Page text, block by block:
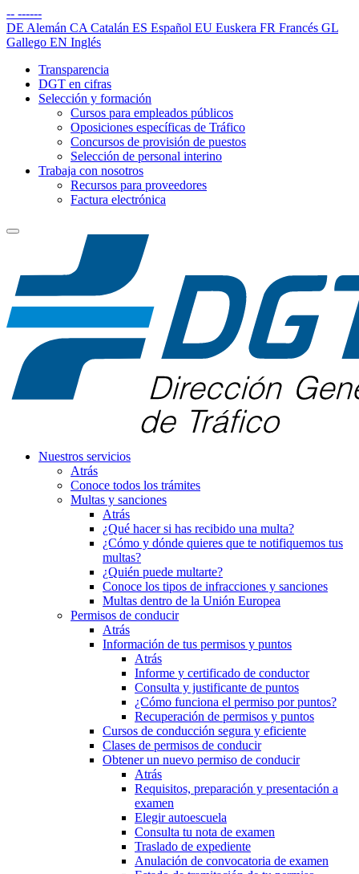
-- ------
DE Alemán CA Catalán ES Español EU Euskera FR Francés GL
Gallego EN Inglés
Transparencia
DGT en cifras
Selección y formación
Cursos para empleados públicos
Oposiciones específicas de Tráfico
Concursos de provisión de puestos
Selección de personal interino
Trabaja con nosotros
Recursos para proveedores
Factura electrónica
Nuestros servicios
Atrás
Conoce todos los trámites
Multas y sanciones
Atrás
¿Qué hacer si has recibido una multa?
¿Cómo y dónde quieres que te notifiquemos tus
multas?
¿Quién puede multarte?
Conoce los tipos de infracciones y sanciones
Multas dentro de la Unión Europea
Permisos de conducir
Atrás
Información de tus permisos y puntos
Atrás
Informe y certificado de conductor
Consulta y justificante de puntos
¿Cómo funciona el permiso por puntos?
Recuperación de permisos y puntos
Cursos de conducción segura y eficiente
Clases de permisos de conducir
Obtener un nuevo permiso de conducir
Atrás
Requisitos, preparación y presentación a
examen
Elegir autoescuela
Consulta tu nota de examen
Traslado de expediente
Anulación de convocatoria de examen